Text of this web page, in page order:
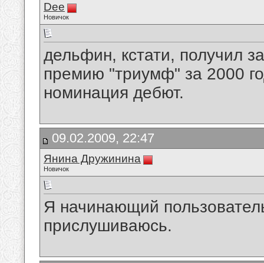
Dee
Новичок
дельфин, кстати, получил
премию "триумф" за 2000
номинация дебют.
09.02.2009, 22:47
Янина Дружинина
Новичок
Я начинающий
прислушиваюсь.